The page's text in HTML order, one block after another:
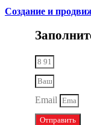
Создание и
Email
Отправить